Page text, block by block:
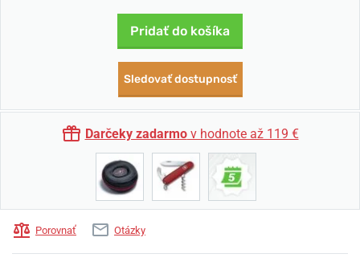
Pridať do košíka
Sledovať dostupnosť
Darčeky zadarmov hodnote až 119 €
Porovnať Otázky